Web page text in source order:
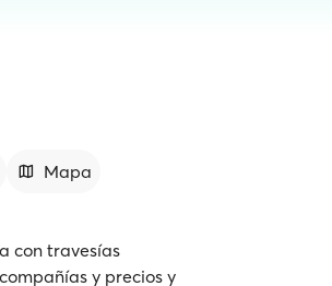
Mapa
con travesías
y precios y